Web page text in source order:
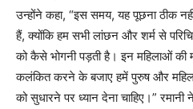
उन्होंने कहा, “इस समय, यह पूछना ठीक
हैं, क्योंकि हम सभी लांछन और शर्म से
को कैसे भोगनी पड़ती है। इन महिलाओं
कलंकित करने के बजाए हमें पुरुष और
को सुधारने पर ध्यान देना चाहिए।”